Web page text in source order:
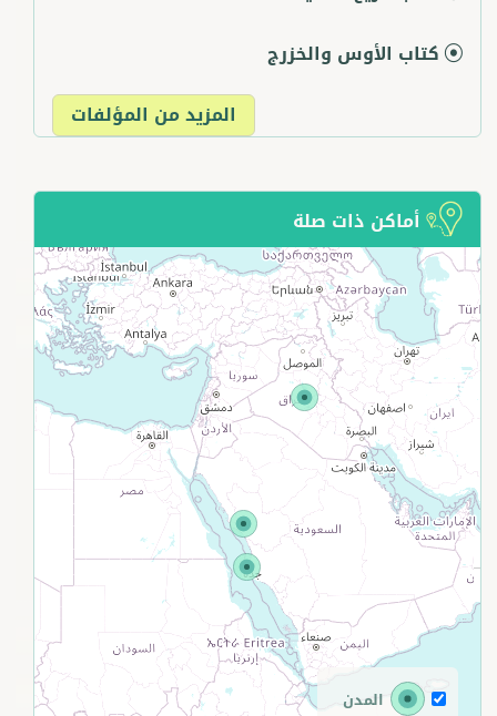
كتاب الأوس والخزرج
المزيد من المؤلفات
أماكن ذات صلة
المدن